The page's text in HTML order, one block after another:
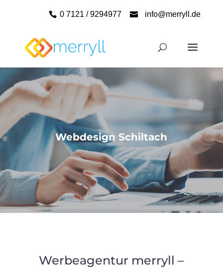
0 7121 / 9294977 info@merryll.de
Webdesign Schiltach
Werbeagentur merryll –